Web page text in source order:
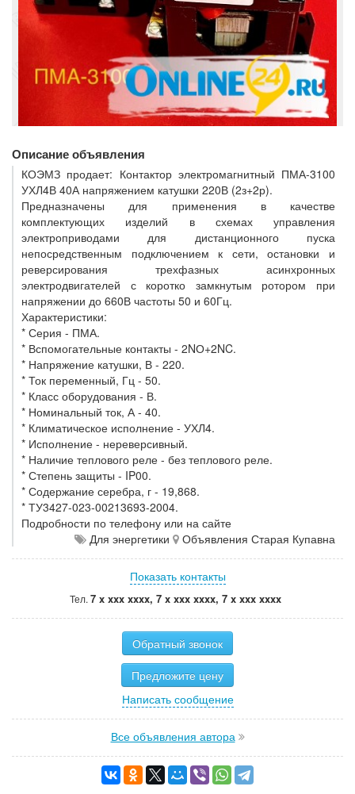
Описание объявления
КОЭМЗ продает: Контактор электромагнитный ПМА-3100
УХЛ4В 40А напряжением катушки 220В (2з+2р).
Предназначены для применения в качестве
комплектующих изделий в схемах управления
электроприводами для дистанционного пуска
непосредственным подключением к сети, остановки и
реверсирования трехфазных асинхронных
электродвигателей с коротко замкнутым ротором при
напряжении до 660В частоты 50 и 60Гц.
Характеристики:
* Серия - ПМА.
* Вспомогательные контакты - 2NО+2NC.
* Напряжение катушки, В - 220.
* Ток переменный, Гц - 50.
* Класс оборудования - В.
* Номинальный ток, А - 40.
* Климатическое исполнение - УХЛ4.
* Исполнение - нереверсивный.
* Наличие теплового реле - без теплового реле.
* Степень защиты - IP00.
* Содержание серебра, г - 19,868.
* ТУ3427-023-00213693-2004.
Подробности по телефону или на сайте
Для энергетики
Объявления Старая Купавна
Показать контакты
Тел. 7 x xxx xxxx, 7 x xxx xxxx, 7 x xxx xxxx
Обратный звонок
Предложите цену
Написать сообщение
Все объявления автора